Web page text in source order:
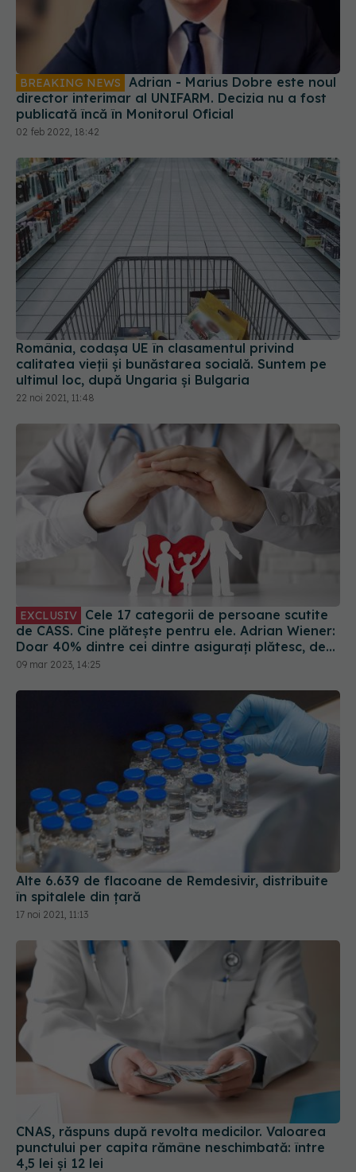
BREAKING NEWS
director interimar al UNIFARM. Decizia nu a fost
publicată încă în Monitorul Oficial
02 feb 2022, 18:42
România, codașa UE în clasamentul privind
calitatea vieții și bunăstarea socială. Suntem pe
ultimul loc, după Ungaria și Bulgaria
22 noi 2021, 11:48
EXCLUSIV
de CASS. Cine plătește pentru ele. Adrian Wiener:
Doar 40% dintre cei dintre asigurați plătesc, deci
39 din 100 de asigurați plătesc
09 mar 2023, 14:25
Alte 6.639 de flacoane de Remdesivir, distribuite
în spitalele din țară
17 noi 2021, 11:13
CNAS, răspuns după revolta medicilor. Valoarea
punctului per capita rămâne neschimbată: între
4,5 lei și 12 lei